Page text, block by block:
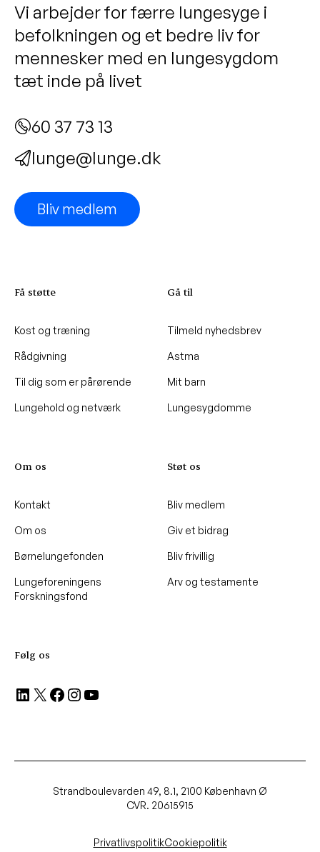
Vi arbejder for færre lungesyge i
befolkningen og et bedre liv for
mennesker med en lungesygdom
tæt inde på livet
60 37 73 13
lunge@lunge.dk
Bliv medlem
Få støtte
Kost og træning
Rådgivning
Til dig som er pårørende
Lungehold og netværk
Gå til
Tilmeld nyhedsbrev
Astma
Mit barn
Lungesygdomme
Om os
Kontakt
Om os
Børnelungefonden
Lungeforeningens
Forskningsfond
Støt os
Bliv medlem
Giv et bidrag
Bliv frivillig
Arv og testamente
Følg os
LinkedIn
X Facebook
Instagram
YouTube
Strandboulevarden 49, 8.1, 2100 København Ø
CVR. 20615915
PrivatlivspolitikCookiepolitik